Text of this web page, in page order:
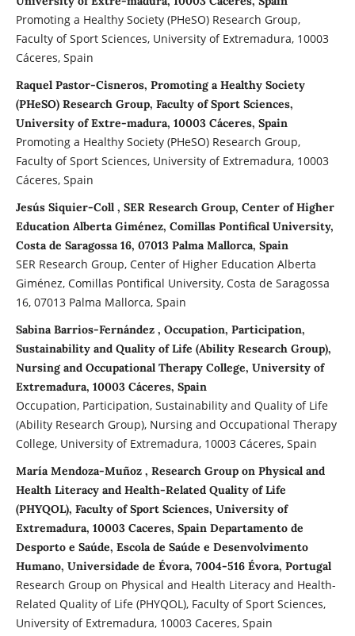
Promoting a Healthy Society (PHeSO) Research Group,
Faculty of Sport Sciences, University of Extremadura, 10003
Cáceres, Spain
Raquel Pastor-Cisneros, Promoting a Healthy Society
(PHeSO) Research Group, Faculty of Sport Sciences,
University of Extre-madura, 10003 Cáceres, Spain
Promoting a Healthy Society (PHeSO) Research Group,
Faculty of Sport Sciences, University of Extremadura, 10003
Cáceres, Spain
Jesús Siquier-Coll , SER Research Group, Center of Higher
Education Alberta Giménez, Comillas Pontifical University,
Costa de Saragossa 16, 07013 Palma Mallorca, Spain
SER Research Group, Center of Higher Education Alberta
Giménez, Comillas Pontifical University, Costa de Saragossa
16, 07013 Palma Mallorca, Spain
Sabina Barrios-Fernández , Occupation, Participation,
Sustainability and Quality of Life (Ability Research Group),
Nursing and Occupational Therapy College, University of
Extremadura, 10003 Cáceres, Spain
Occupation, Participation, Sustainability and Quality of Life
(Ability Research Group), Nursing and Occupational Therapy
College, University of Extremadura, 10003 Cáceres, Spain
María Mendoza-Muñoz , Research Group on Physical and
Health Literacy and Health-Related Quality of Life
(PHYQOL), Faculty of Sport Sciences, University of
Extremadura, 10003 Caceres, Spain Departamento de
Desporto e Saúde, Escola de Saúde e Desenvolvimento
Humano, Universidade de Évora, 7004-516 Évora, Portugal
Research Group on Physical and Health Literacy and Health-
Related Quality of Life (PHYQOL), Faculty of Sport Sciences,
University of Extremadura, 10003 Caceres, Spain